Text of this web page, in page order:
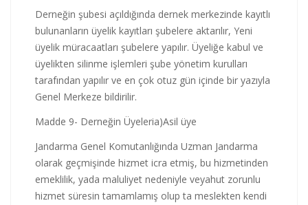
Derneğin şubesi açıldığında dernek merkezinde kayıtlı
bulunanların üyelik kayıtları şubelere aktarılır, Yeni
üyelik müracaatları şubelere yapılır. Üyeliğe kabul ve
üyelikten silinme işlemleri şube yönetim kurulları
tarafından yapılır ve en çok otuz gün içinde bir yazıyla
Genel Merkeze bildirilir.
Madde 9- Derneğin Üyeleria)Asil üye
Jandarma Genel Komutanlığında Uzman Jandarma
olarak geçmişinde hizmet icra etmiş, bu hizmetinden
emeklilik, yada maluliyet nedeniyle veyahut zorunlu
hizmet süresin tamamlamış olup ta meslekten kendi